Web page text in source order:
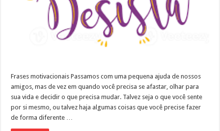
Frases motivacionais Passamos com uma pequena ajuda de nossos
amigos, mas de vez em quando você precisa se afastar, olhar para
sua vida e decidir o que precisa mudar. Talvez seja o que você sente
por si mesmo, ou talvez haja algumas coisas que você precise fazer
de forma diferente …